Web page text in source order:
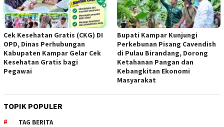
Cek Kesehatan Gratis (CKG) DI
OPD, Dinas Perhubungan
Kabupaten Kampar Gelar Cek
Kesehatan Gratis bagi
Pegawai
Bupati Kampar Kunjungi
Perkebunan Pisang Cavendish
di Pulau Birandang, Dorong
Ketahanan Pangan dan
Kebangkitan Ekonomi
Masyarakat
TOPIK POPULER
TAG BERITA